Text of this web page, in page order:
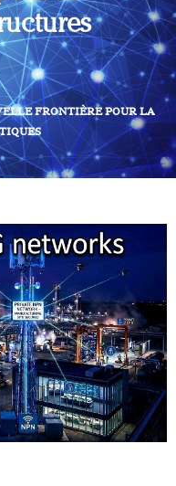
FRONTIÈRE POUR LA